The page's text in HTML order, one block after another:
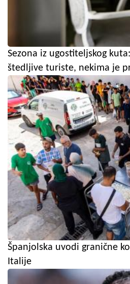
Sezona iz ugostiteljskog
štedljive turiste, nekima je
Španjolska uvodi granične
Italije